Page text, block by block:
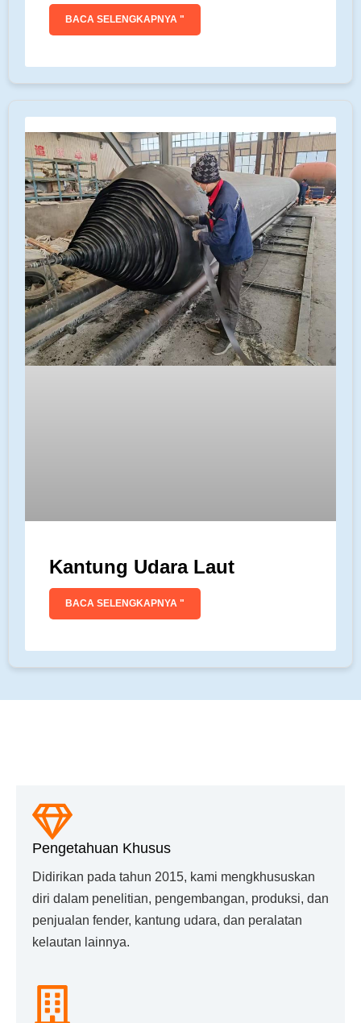
BACA SELENGKAPNYA "
Kantung Udara Laut
BACA SELENGKAPNYA "
Pengetahuan Khusus
Didirikan pada tahun 2015, kami mengkhususkan
diri dalam penelitian, pengembangan, produksi, dan
penjualan fender, kantung udara, dan peralatan
kelautan lainnya.